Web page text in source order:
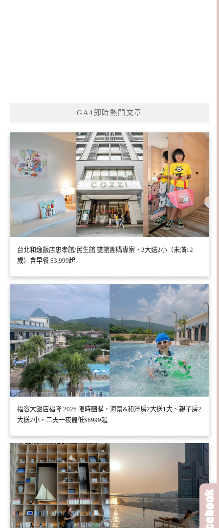
GA4即時熱門文章
台北和逸飯店忠孝館/民生館 雙館團購專案，2大送2小（未滿12
歲）含早餐 $3,999起
福容大飯店福隆 2026 限時團購，海景&和洋房2大送1大、親子房2
大送2小，二天一夜最低$6999起